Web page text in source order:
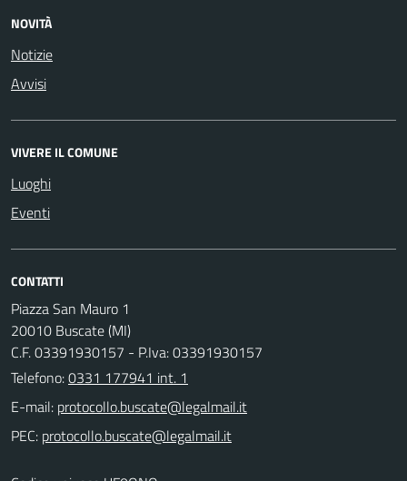
NOVITÀ
Notizie
Avvisi
VIVERE IL COMUNE
Luoghi
Eventi
CONTATTI
Piazza San Mauro 1
20010 Buscate (MI)
C.F. 03391930157 - P.Iva: 03391930157
Telefono:0331 177941 int. 1
E-mail:
PEC: